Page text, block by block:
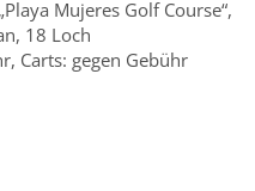
Mujeres Golf Course“,
18 Loch
Carts: gegen Gebühr